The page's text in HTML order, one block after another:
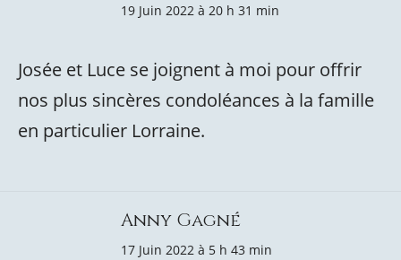
19 Juin 2022 à 20 h 31 min
Josée et Luce se joignent à moi pour offrir
nos plus sincères condoléances à la famille
en particulier Lorraine.
Anny Gagné
17 Juin 2022 à 5 h 43 min